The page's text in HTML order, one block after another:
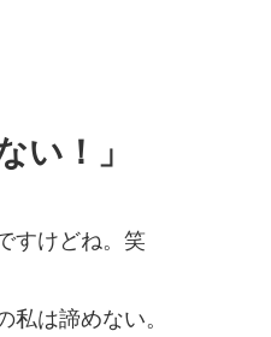
い！」
すけどね。笑
私は諦めない。